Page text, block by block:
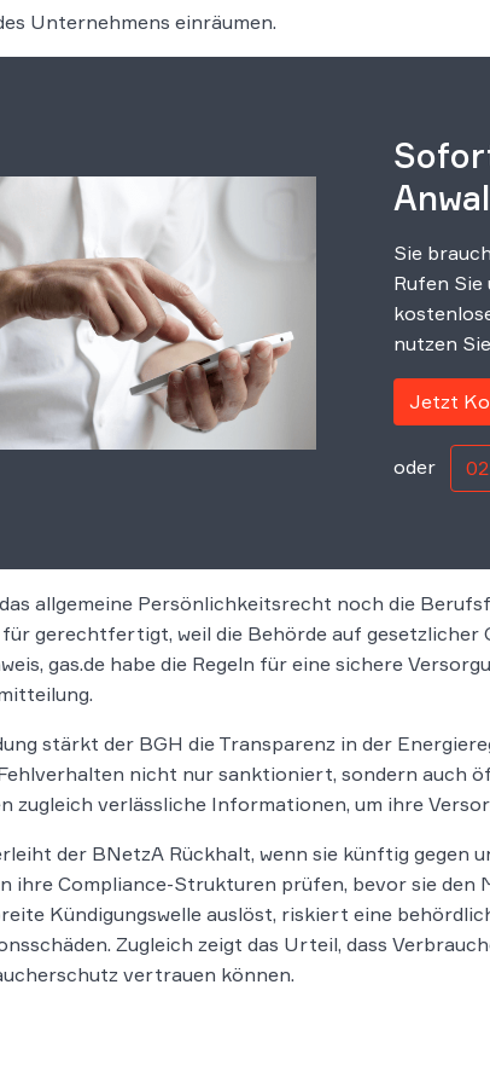
Unternehmens einräumen.
Sie
Rufen Sie
nutzen
Jetzt
oder
allgemeine Persönlichkeitsrecht noch die
gerechtfertigt, weil die Behörde auf gesetzlicher
gas.de habe die Regeln für eine sichere
stärkt der BGH die Transparenz in der
nicht nur sanktioniert, sondern auch
zugleich verlässliche Informationen, um ihre
der BNetzA Rückhalt, wenn sie künftig gegen
ihre Compliance-Strukturen prüfen, bevor sie den
Kündigungswelle auslöst, riskiert eine
Zugleich zeigt das Urteil, dass
vertrauen können.